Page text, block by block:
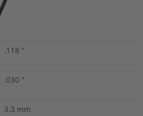
.118 "
.030 "
3.3 mm